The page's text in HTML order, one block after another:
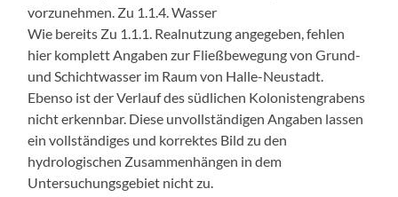
vorzunehmen. Zu 1.1.4. Wasser
Wie bereits Zu 1.1.1. Realnutzung angegeben, fehlen
hier komplett Angaben zur Fließbewegung von Grund-
und Schichtwasser im Raum von Halle-Neustadt.
Ebenso ist der Verlauf des südlichen Kolonistengrabens
nicht erkennbar. Diese unvollständigen Angaben lassen
ein vollständiges und korrektes Bild zu den
hydrologischen Zusammenhängen in dem
Untersuchungsgebiet nicht zu.